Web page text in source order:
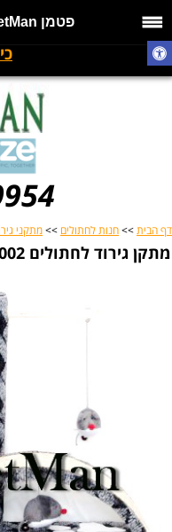
פטמן PetMan - חנות חיות בפת...
דף הבית >> חנות לחתולים >> מתקני
מתקן גירוד לחתולים 80002